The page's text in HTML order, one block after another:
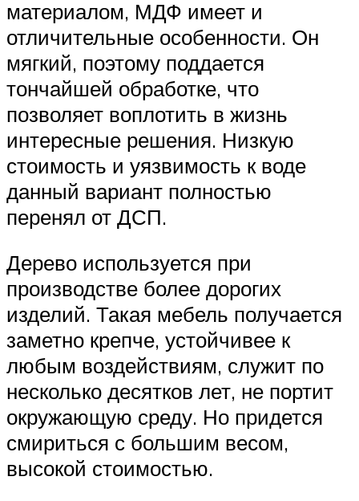
материалом, МДФ имеет и
отличительные особенности. Он
мягкий, поэтому поддается
тончайшей обработке, что
позволяет воплотить в жизнь
интересные решения. Низкую
стоимость и уязвимость к воде
данный вариант полностью
перенял от ДСП.
Дерево используется при
производстве более дорогих
изделий. Такая мебель получается
заметно крепче, устойчивее к
любым воздействиям, служит по
несколько десятков лет, не портит
окружающую среду. Но придется
смириться с большим весом,
высокой стоимостью.